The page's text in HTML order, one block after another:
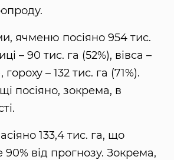
ячменю посіяно 954 тис.
– 90 тис. га (52%), вівса –
гороху – 132 тис. га (71%).
посіяно, зокрема, в
133,4 тис. га, що
від прогнозу. Зокрема,